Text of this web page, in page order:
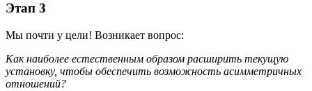
Этап 3
Мы почти у цели! Возникает вопрос:
Как наиболее естественным образом расширить текущую
установку, чтобы обеспечить возможность асимметричных
отношений?